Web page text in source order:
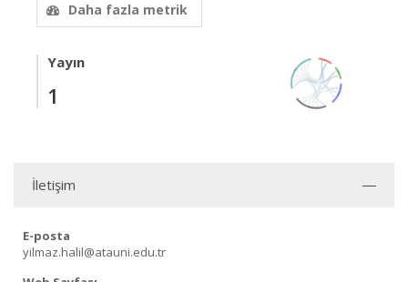
Daha fazla metrik
Yayın
1
İletişim
E-posta
yilmaz.halil@atauni.edu.tr